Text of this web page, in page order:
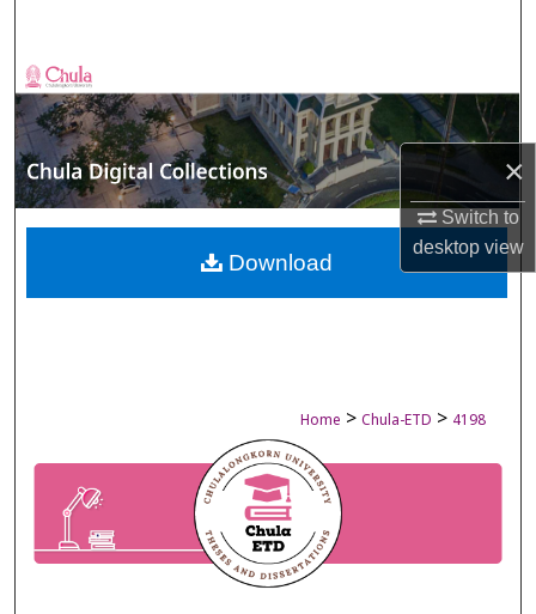
×
Switch to
desktopview
Browse Collections
My Account
About
Digital Commons Network™
Home > Chula-ETD > 4198
Download